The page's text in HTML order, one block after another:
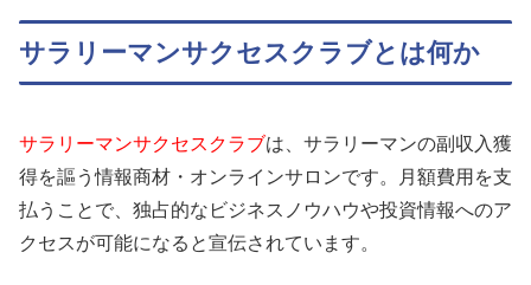
サラリーマンサクセスクラブとは何か
サラリーマンサクセスクラブは、サラリーマンの副収入獲
得を謳う情報商材・オンラインサロンです。月額費用を支
払うことで、独占的なビジネスノウハウや投資情報へのア
クセスが可能になると宣伝されています。